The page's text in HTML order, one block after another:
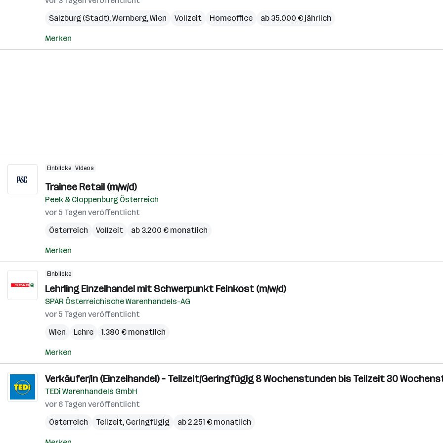
Salzburg (Stadt),Wernberg,Wien Vollzeit Homeoffice ab 35.000 € jährlich
Merken
Einblicke Videos
Trainee Retail (m/w/d)
Peek & Cloppenburg Österreich
vor 5 Tagen veröffentlicht
Österreich
Vollzeit ab 3.200 € monatlich
Merken
Einblicke
Lehrling Einzelhandel mit Schwerpunkt Feinkost (m/w/d)
SPAR Österreichische Warenhandels-AG
vor 5 Tagen veröffentlicht
Wien
Lehre 1.380 € monatlich
Merken
Verkäufer/in (Einzelhandel) – Teilzeit/Geringfügig 8 Wochenstunden bis Teilzeit 30
TEDi Warenhandels GmbH
vor 6 Tagen veröffentlicht
Österreich
Teilzeit, Geringfügig ab 2.251 € monatlich